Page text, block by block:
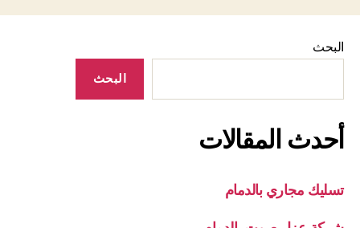
البحث
البحث
أحدث المقالات
تسليك مجاري بالدمام